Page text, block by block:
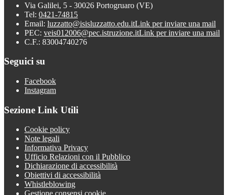
Via Galilei, 5 - 30026 Portogruaro (VE)
Tel: 0421-74815
Email: luzzatto@isisluzzatto.edu.itLink per inviare una mail
PEC: veis012006@pec.istruzione.itLink per inviare una mail
C.F.: 83004740276
Seguici su
Facebook
Instagram
Sezione Link Utili
Cookie policy
Note legali
Informativa Privacy
Ufficio Relazioni con il Pubblico
Dichiarazione di accessibilità
Obiettivi di accessibilità
Whistleblowing